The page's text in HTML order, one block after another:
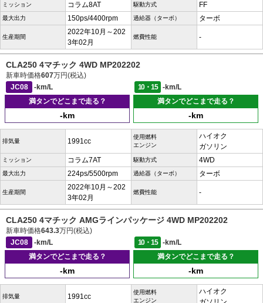
ミッション コラム8AT 駆動方式 FF
最大出力 150ps/4400rpm 過給器（ターボ） ターボ
生産期間
2022年10月～202
3年02月
燃費性能 -
CLA250 4マチック 4WD MP202202
新車時価格607万円(税込)
JC08
-km/L 10・15
-km/L
満タンでどこまで走る？
-km
満タンでどこまで走る？
-km
排気量 1991cc
使用燃料
エンジン
ハイオク
ガソリン
ミッション コラム7AT 駆動方式 4WD
最大出力 224ps/5500rpm 過給器（ターボ） ターボ
生産期間
2022年10月～202
3年02月
燃費性能 -
CLA250 4マチック AMGラインパッケージ 4WD MP202202
新車時価格643.3万円(税込)
JC08
-km/L 10・15
-km/L
満タンでどこまで走る？
-km
満タンでどこまで走る？
-km
排気量 1991cc
使用燃料
エンジン
ハイオク